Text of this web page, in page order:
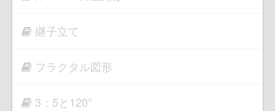
継子立て
フラクタル図形
3：5と120°